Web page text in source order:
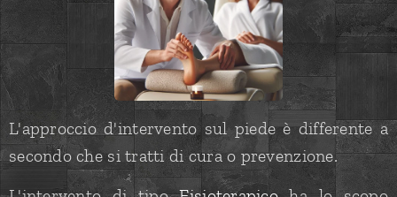
L'approccio d'intervento sul piede è differente a
secondo che si tratti di cura o prevenzione.